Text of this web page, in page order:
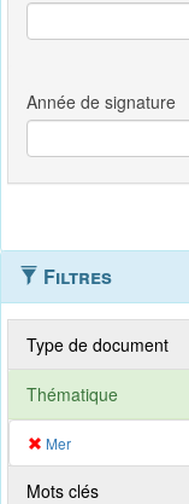
Filtres
Type de document
Thématique
Mer
Mots clés